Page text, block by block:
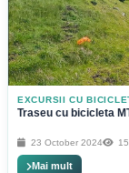
EXCURSII CU
Traseu cu bicicleta
23 October 2024
Mai mult